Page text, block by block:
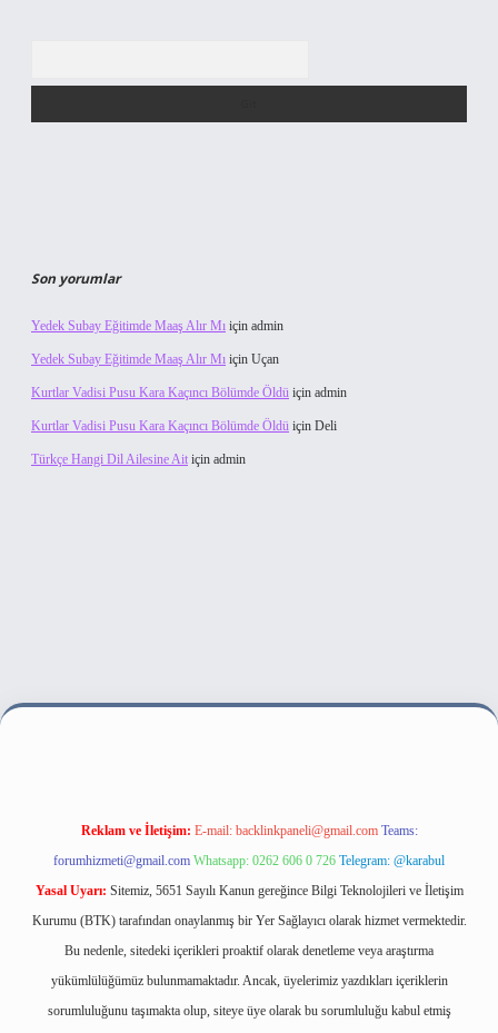
Son yorumlar
Yedek Subay Eğitimde Maaş Alır Mı için admin
Yedek Subay Eğitimde Maaş Alır Mı için Uçan
Kurtlar Vadisi Pusu Kara Kaçıncı Bölümde Öldü için admin
Kurtlar Vadisi Pusu Kara Kaçıncı Bölümde Öldü için Deli
Türkçe Hangi Dil Ailesine Ait için admin
bahis sitesi
Reklam ve İletişim: E-mail: backlinkpaneli@gmail.com Teams:
forumhizmeti@gmail.com Whatsapp: 0262 606 0 726 Telegram: @karabul
Yasal Uyarı: Sitemiz, 5651 Sayılı Kanun gereğince Bilgi Teknolojileri ve İletişim
Kurumu (BTK) tarafından onaylanmış bir Yer Sağlayıcı olarak hizmet vermektedir.
Bu nedenle, sitedeki içerikleri proaktif olarak denetleme veya araştırma
yükümlülüğümüz bulunmamaktadır. Ancak, üyelerimiz yazdıkları içeriklerin
sorumluluğunu taşımakta olup, siteye üye olarak bu sorumluluğu kabul etmiş